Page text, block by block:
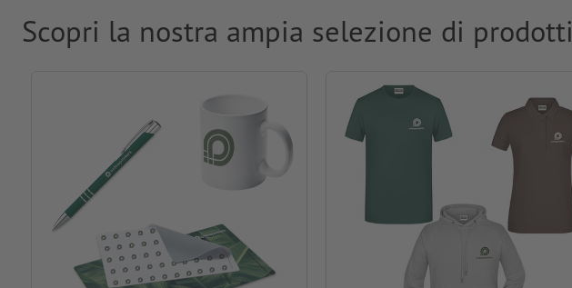
Scopri la nostra ampia selezione di prodotti